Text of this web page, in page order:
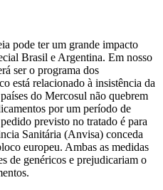
pode ter um grande impacto
Brasil e Argentina. Em nosso
ser o programa dos
está relacionado à insistência da
do Mercosul não quebrem
por um período de
previsto no tratado é para
Sanitária (Anvisa) conceda
europeu. Ambas as medidas
de genéricos e prejudicariam o